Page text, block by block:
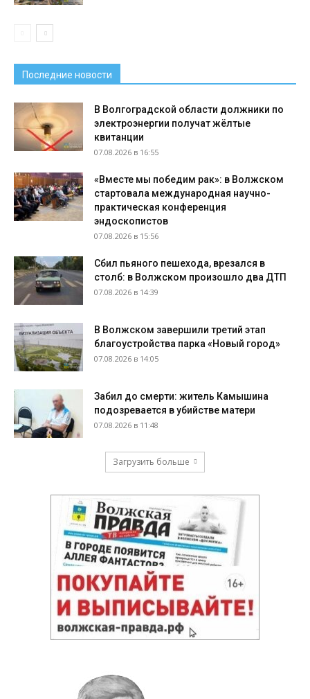
Последние новости
В Волгоградской области должники по
электроэнергии получат жёлтые
квитанции
07.08.2026 в 16:55
«Вместе мы победим рак»: в Волжском
стартовала международная научно-
практическая конференция
эндоскопистов
07.08.2026 в 15:56
Сбил пьяного пешехода, врезался в
столб: в Волжском произошло два ДТП
07.08.2026 в 14:39
В Волжском завершили третий этап
благоустройства парка «Новый город»
07.08.2026 в 14:05
Забил до смерти: житель Камышина
подозревается в убийстве матери
07.08.2026 в 11:48
Загрузить больше